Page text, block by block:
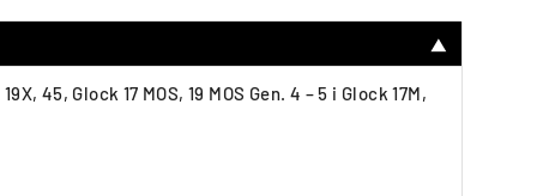
▼
45, Glock 17 MOS, 19 MOS Gen. 4 – 5 i Glock 17M,